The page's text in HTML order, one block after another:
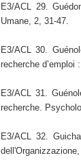
E3/ACL 29.
Umane, 2, 31-47.
E3/ACL 30.
recherche d’emploi
E3/ACL 31.
recherche.
E3/ACL 32.
dell'Organizzazione,